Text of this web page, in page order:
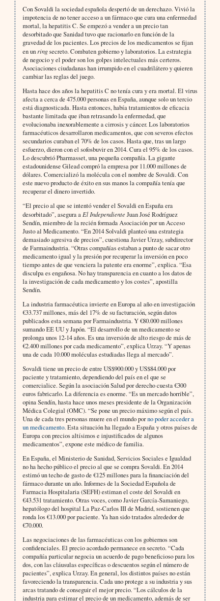
Con Sovaldi la sociedad española despertó de un derechazo. Vivió la
impotencia de no tener acceso a un fármaco que cura una enfermedad
mortal, la hepatitis C. Se empezó a vender a un precio tan
desorbitado que Sanidad tuvo que racionarlo en función de la
gravedad de los pacientes. Los precios de los medicamentos se fijan
en un ringsecreto. Combaten gobierno y laboratorios. La estrategia
de negocio y el poder son los golpes intelectuales más certeros.
Asociaciones ciudadanas han irrumpido en el cuadrilátero y quieren
cambiar las reglas del juego.
Hasta hace dos años la hepatitis C no tenía cura y era mortal. El virus
afecta a cerca de 475.000 personas en España, aunque solo un tercio
está diagnosticada. Hasta entonces, había tratamientos de eficacia
bastante limitada que iban retrasando la enfermedad, que
evolucionaba inexorablemente a cirrosis y cáncer. Los laboratorios
farmacéuticos desarrollaron medicamentos, que con severos efectos
secundarios curaban el 70% de los casos. Hasta que, tras un largo
esfuerzo, dieron con el sofosbuvir en 2014. Cura el 95% de los casos.
Lo descubrió Pharmasset, una pequeña compañía. La gigante
estadounidense Gilead compró la empresa por 11.000 millones de
dólares. Comercializó la molécula con el nombre de Sovaldi. Con
este nuevo producto de éxito en sus manos la compañía tenía que
recuperar el dinero invertido.
“El precio al que se intentó vender el Sovaldi en España era
desorbitado”, asegura a El IndependienteJuan José Rodríguez
Sendín, miembro de la recién formada Asociación por un Acceso
Justo al Medicamento. “En 2014 Solvaldi planteó una estrategia
demasiado agresiva de precios”, cuestiona Javier Urzay, subdirector
de Farmaindustria. “Otras compañías estaban a punto de sacar otro
medicamento igual y la presión por recuperar la inversión en poco
tiempo antes de que venciera la patente era enorme”, explica. “Esa
disculpa es engañosa. No hay transparencia en cuanto a los datos de
la investigación de cada medicamento y los costes”, apostilla
Sendín.
La industria farmacéutica invierte en Europa al año en investigación
€33.737 millones, más del 17% de su facturación, según datos
publicados esta semana por Farmaindustria. Y €80.000 millones
sumando EE UU y Japón. “El desarrollo de un medicamento se
prolonga unos 12-14 años. Es una inversión de alto riesgo de más de
€2.400 millones por cada medicamento”, explica Urzay. “Y apenas
una de cada 10.000 moléculas estudiadas llega al mercado”.
Sovaldi tiene un precio de entre US$900.000 y US$84.000 por
paciente y tratamiento, dependiendo del país en el que se
comercialice. Según la asociación Salud por derecho cuesta €300
euros fabricarlo. La diferencia es enorme. “Es un mercado horrible”,
opina Sendín, hasta hace unos meses presidente de la Organización
Médica Colegial (OMC). “Se pone un precio máximo según el país.
Una de cada tres personas muere en el mundo porno poder acceder a
un medicamento. Esta situación ha llegado a España y otros países de
Europa con precios altísimos e injustificados de algunos
medicamentos”, expone este médico de familia.
En España, el Ministerio de Sanidad, Servicios Sociales e Igualdad
no ha hecho público el precio al que se compra Sovaldi. En 2014
estimó un techo de gasto de €125 millones para la financiación del
fármaco durante un año. Informes de la Sociedad Española de
Farmacia Hospitalaria (SEFH) estiman el coste del Sovaldi en
€43.531 tratamiento. Otras voces, como Javier García-Samaniego,
hepatólogo del hospital La Paz-Carlos III de Madrid, sostienen que
ronda los €13.000 por paciente. Ya han sido tratados alrededor de
€70.000.
Las negociaciones de las farmacéuticas con los gobiernos son
confidenciales. El precio acordado permanece en secreto. “Cada
compañía particular negocia un acuerdo de pago beneficioso para los
dos, con las cláusulas específicas o descuentos según el número de
pacientes”, explica Urzay. En general, los distintos países no están
favoreciendo la transparencia. Cada uno protege a su industria y sus
arcas tratando de conseguir el mejor precio. “Los cálculos de la
industria para estimar el precio de un medicamento, además de ser